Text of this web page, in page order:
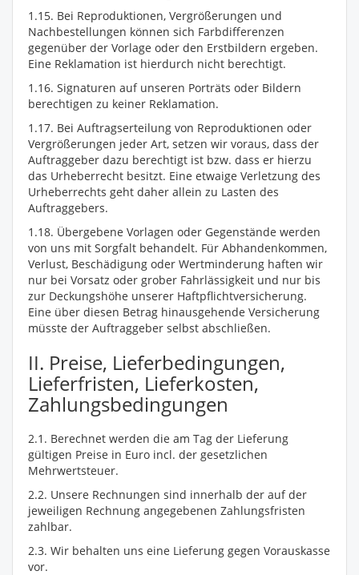
1.15. Bei Reproduktionen, Vergrößerungen und
Nachbestellungen können sich Farbdifferenzen
gegenüber der Vorlage oder den Erstbildern ergeben.
Eine Reklamation ist hierdurch nicht berechtigt.
1.16. Signaturen auf unseren Porträts oder Bildern
berechtigen zu keiner Reklamation.
1.17. Bei Auftragserteilung von Reproduktionen oder
Vergrößerungen jeder Art, setzen wir voraus, dass der
Auftraggeber dazu berechtigt ist bzw. dass er hierzu
das Urheberrecht besitzt. Eine etwaige Verletzung des
Urheberrechts geht daher allein zu Lasten des
Auftraggebers.
1.18. Übergebene Vorlagen oder Gegenstände werden
von uns mit Sorgfalt behandelt. Für Abhandenkommen,
Verlust, Beschädigung oder Wertminderung haften wir
nur bei Vorsatz oder grober Fahrlässigkeit und nur bis
zur Deckungshöhe unserer Haftpflichtversicherung.
Eine über diesen Betrag hinausgehende Versicherung
müsste der Auftraggeber selbst abschließen.
II. Preise, Lieferbedingungen,
Lieferfristen, Lieferkosten,
Zahlungsbedingungen
2.1. Berechnet werden die am Tag der Lieferung
gültigen Preise in Euro incl. der gesetzlichen
Mehrwertsteuer.
2.2. Unsere Rechnungen sind innerhalb der auf der
jeweiligen Rechnung angegebenen Zahlungsfristen
zahlbar.
2.3. Wir behalten uns eine Lieferung gegen Vorauskasse
vor.